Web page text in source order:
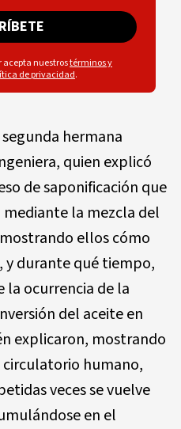
acepta nuestrostérminos y
de privacidad.
hermana
quien explicó
de saponificación que
la mezcla del
ellos cómo
y durante qué tiempo,
la ocurrencia de la
del aceite en
explicaron, mostrando
circulatorio humano,
veces se vuelve
en el